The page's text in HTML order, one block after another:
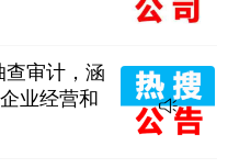
审计，涵
业经营和